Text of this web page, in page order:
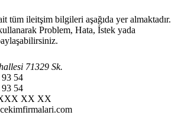
tüm ileitşim bilgileri aşağıda yer almaktadır.
Problem, Hata, İstek yada
71329 Sk.
93 54
93 54
XX XX